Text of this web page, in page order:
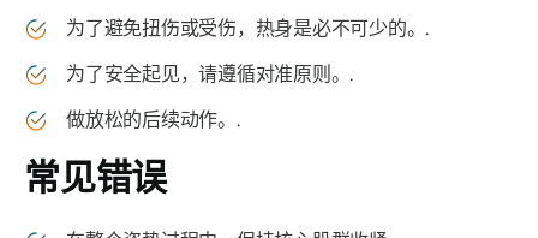
为了避免扭伤或受伤，热身是必不可少的。.
为了安全起见，请遵循对准原则。.
做放松的后续动作。.
常见错误